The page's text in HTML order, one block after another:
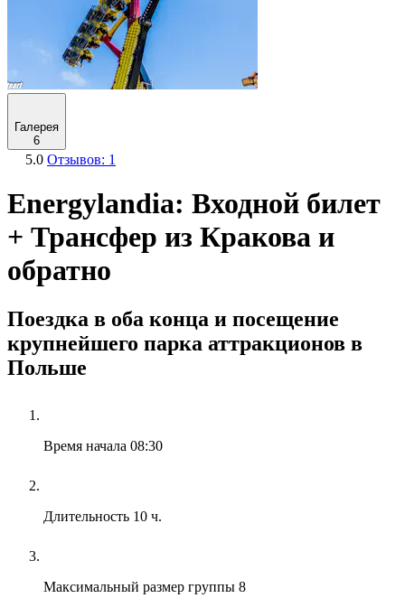
Галерея
6
5.0 Отзывов: 1
Energylandia: Входной билет
+ Трансфер из Кракова и
обратно
Поездка в оба конца и посещение
крупнейшего парка аттракционов в
Польше
Время начала 08:30
Длительность 10 ч.
Максимальный размер группы 8